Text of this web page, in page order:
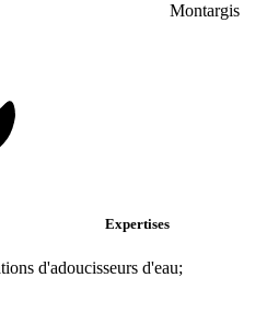
Montargis
Expertises
d'adoucisseurs d'eau;